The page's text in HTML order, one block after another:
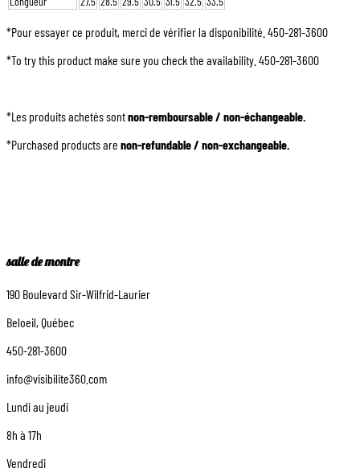
*Pour essayer ce produit, merci de vérifier la disponibilité. 450-281-3600
*To try this product make sure you check the availability. 450-281-3600
*Les produits achetés sontnon-remboursable / non-échangeable.
*Purchased products are non-refundable / non-exchangeable.
salle de montre
190 Boulevard Sir-Wilfrid-Laurier
Beloeil, Québec
450-281-3600
info@visibilite360.com
Lundi au jeudi
8h à 17h
Vendredi